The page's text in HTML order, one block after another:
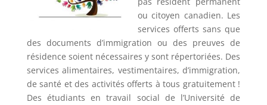
ou citoyen canadien. Les
services offerts sans que
des documents d’immigration ou des preuves de
résidence soient nécessaires y sont répertoriées. Des
services alimentaires, vestimentaires, d’immigration,
de santé et des activités offerts à tous gratuitement !
Des étudiants en travail social de l’Université de